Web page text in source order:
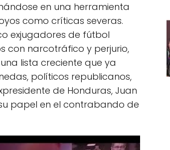
en una herramienta
como críticas severas.
exjugadores de fútbol
con narcotráfico y perjurio,
lista creciente que ya
políticos republicanos,
de Honduras, Juan
papel en el contrabando de